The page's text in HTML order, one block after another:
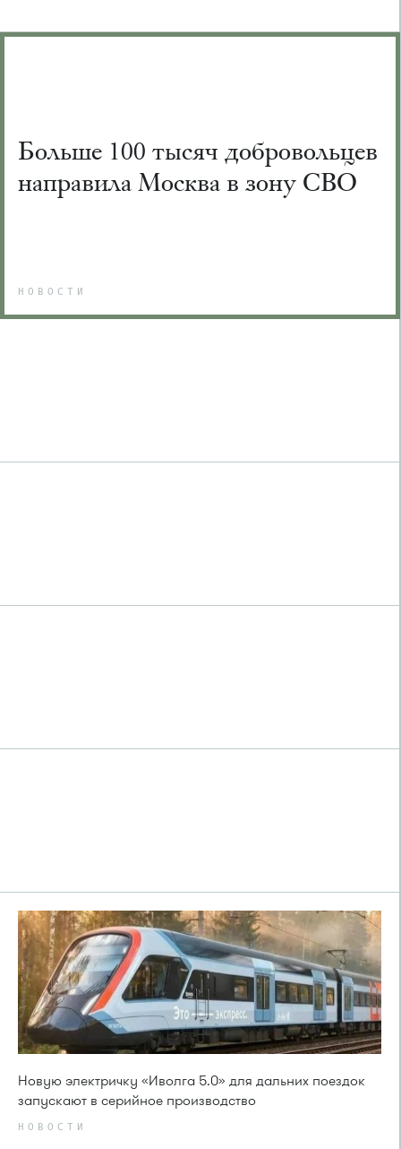
Больше 100 тысяч добровольцев
направила Москва в зону СВО
НОВОСТИ
Новую электричку «Иволга 5.0» для дальних поездок
запускают в серийное производство
НОВОСТИ